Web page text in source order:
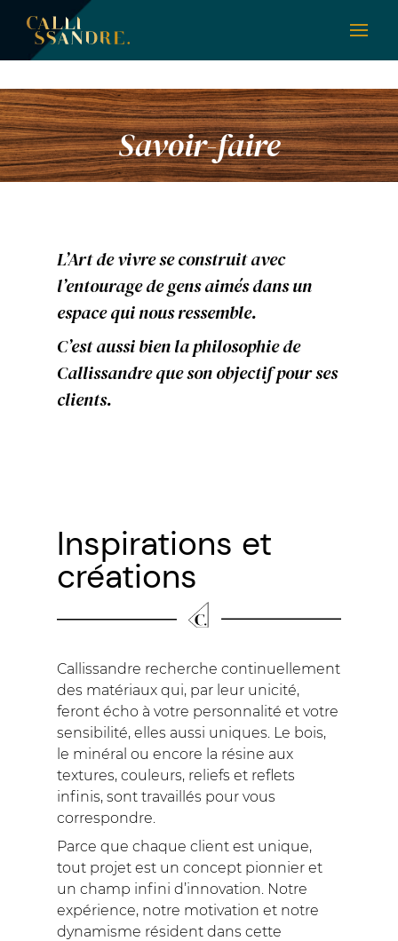
Savoir-faire
L’Art de vivre se construit avec
l’entourage de gens aimés dans un
espace qui nous ressemble.
C’est aussi bien la philosophie de
Callissandre que son objectif pour ses
clients.
Inspirations et
créations
Callissandre recherche continuellement
des matériaux qui, par leur unicité,
feront écho à votre personnalité et votre
sensibilité, elles aussi uniques. Le bois,
le minéral ou encore la résine aux
textures, couleurs, reliefs et reflets
infinis, sont travaillés pour vous
correspondre.
Parce que chaque client est unique,
tout projet est un concept pionnier et
un champ infini d’innovation. Notre
expérience, notre motivation et notre
dynamisme résident dans cette